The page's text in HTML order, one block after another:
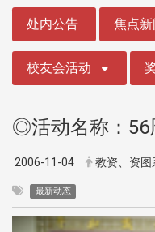
处内公告 焦点新
校友会活动
◎活动名称：56
2006-11-04 教资、资图
最新动态